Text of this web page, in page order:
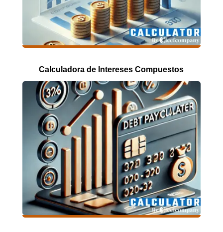
Calculadora de Intereses Compuestos